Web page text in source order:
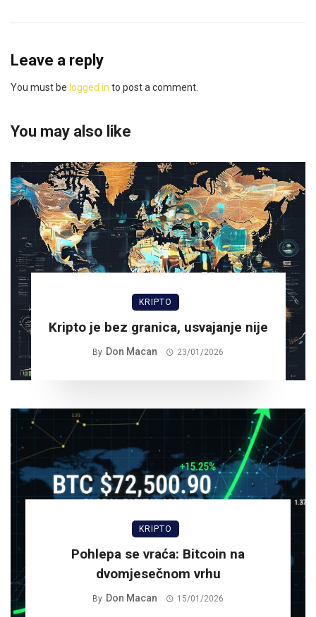
Leave a reply
You must be logged in to post a comment.
You may also like
KRIPTO
Kripto je bez granica, usvajanje nije
By Don Macan 23/01/2026
KRIPTO
Pohlepa se vraća: Bitcoin na
dvomjesečnom vrhu
By Don Macan 15/01/2026